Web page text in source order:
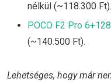
nélkül (~118.300 Ft).
POCO F2 Pro
(~140.500 Ft).
Lehetséges, hogy már